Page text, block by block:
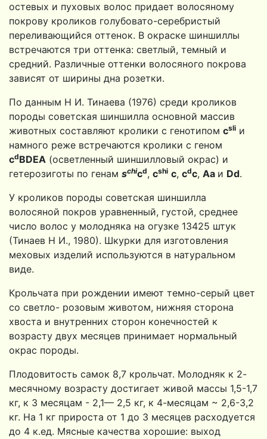
остевых и пуховых волос придает воло­сяному
покрову кроликов голубовато-серебристый
переливаю­щийся оттенок. В окраске шиншиллы
встречаются три оттенка: светлый, темный и
средний. Различные оттенки волосяного по­крова
зависят от ширины дна розетки.
По данным Н И. Тинаева (1976) среди кроликов
породы со­ветская шиншилла основной массив
животных составляют кролики с генотипом сsli и
намного реже встречаются кролики с ге­ном
сdBDEA (осветленный шиншилловый окрас) и
гетерозиготы по генам schiсd, сshi c, сdс, Аа и Dd.
У кроликов породы советская шиншилла
волосяной покров уравненный, густой, среднее
число волос у молодняка на огузке 13425 штук
(Тинаев Н И., 1980). Шкурки для изготовления
мехо­вых изделий используются в натуральном
виде.
Крольчата при рождении имеют темно-серый цвет
со светло- розовым животом, нижняя сторона
хвоста и внутренних сторон конечностей к
возрасту двух месяцев принимает нормальный
окрас породы.
Плодовитость самок 8,7 крольчат. Молодняк к 2-
месячному возрасту достигает живой массы 1,5-1,7
кг, к 3 месяцам - 2,1— 2,5 кг, к 4-месяцам ~ 2,6-3,2
кг. На 1 кг прироста от 1 до 3 меся­цев расходуется
до 4 к.ед. Мясные качества хорошие: выход